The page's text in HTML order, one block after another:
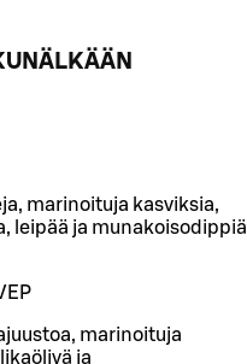
marinoituja kasviksia,
leipää ja munakoisodippiä
marinoituja
ja